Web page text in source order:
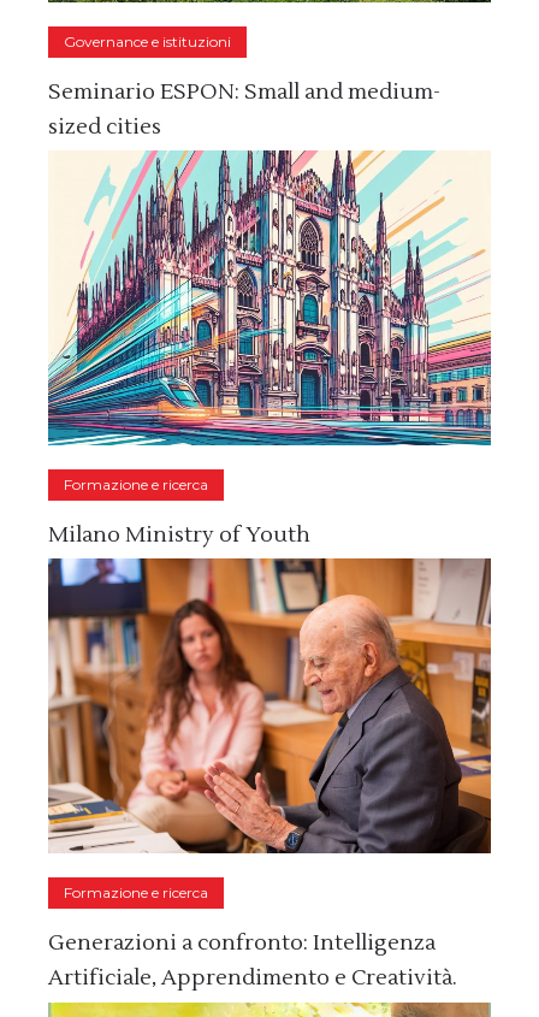
Governance e istituzioni
Seminario ESPON: Small and medium-
sized cities
Formazione e ricerca
Milano Ministry of Youth
Formazione e ricerca
Generazioni a confronto: Intelligenza
Artificiale, Apprendimento e Creatività.